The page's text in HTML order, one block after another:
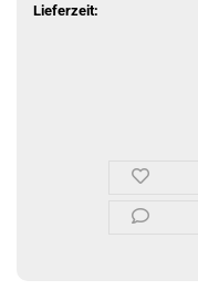
Lieferzeit: